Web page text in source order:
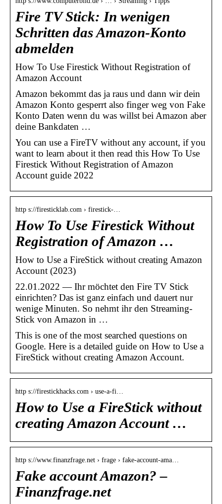
Fire TV Stick: In wenigen
Schritten das Amazon-Konto
abmelden
How To Use Firestick Without Registration of
Amazon Account
Amazon bekommt das ja raus und dann wir dein
Amazon Konto gesperrt also finger weg von Fake
Konto Daten wenn du was willst bei Amazon aber
deine Bankdaten …
You can use a FireTV without any account, if you
want to learn about it then read this How To Use
Firestick Without Registration of Amazon
Account guide 2022
http s://firesticklab.com › firestick-…
How To Use Firestick Without
Registration of Amazon …
How to Use a FireStick without creating Amazon
Account (2023)
22.01.2022 — Ihr möchtet den Fire TV Stick
einrichten? Das ist ganz einfach und dauert nur
wenige Minuten. So nehmt ihr den Streaming-
Stick von Amazon in …
This is one of the most searched questions on
Google. Here is a detailed guide on How to Use a
FireStick without creating Amazon Account.
http s://firestickhacks.com › use-a-fi…
How to Use a FireStick without
creating Amazon Account …
http s://www.finanzfrage.net › frage › fake-account-ama…
Fake account Amazon? –
Finanzfrage.net